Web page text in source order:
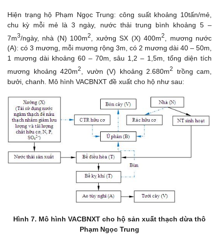
Hiện trạng hộ Phạm Ngọc Trung: công suất khoảng 10tấn/mẻ,
chu kỳ mỗi mẻ là 3 ngày, nước thải trung bình khoảng 5 –
7m3/ngày, nhà (N) 100m2 , xưởng SX (X) 400m2
, mương nước
(A): có 3 mương, mỗi mương rộng 3m, có 2 mương dài 40 – 50m,
1 mương dài khoảng 60 – 70m, sâu 1,2 – 1,5m, tổng diện tích
mương khoảng 420m2 , vườn (V) khoảng 2.680m2
trồng cam,
bưởi, chanh. Mô hình VACBNXT đề xuất cho hộ như sau:
Hình 7. Mô hình VACBNXT cho hộ sản xuất thạch dừa thô
Phạm Ngọc Trung